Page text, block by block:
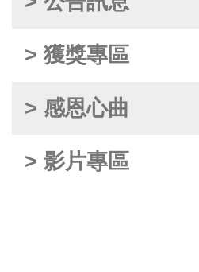
> 獲獎專區
> 感恩心曲
> 影片專區